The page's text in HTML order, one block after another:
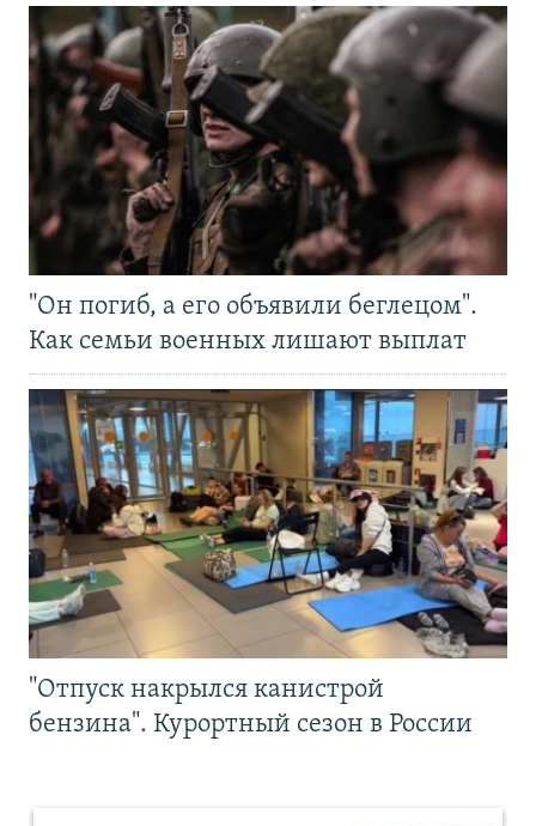
"Он погиб, а его объявили беглецом".
Как семьи военных лишают выплат
"Отпуск накрылся канистрой
бензина". Курортный сезон в России